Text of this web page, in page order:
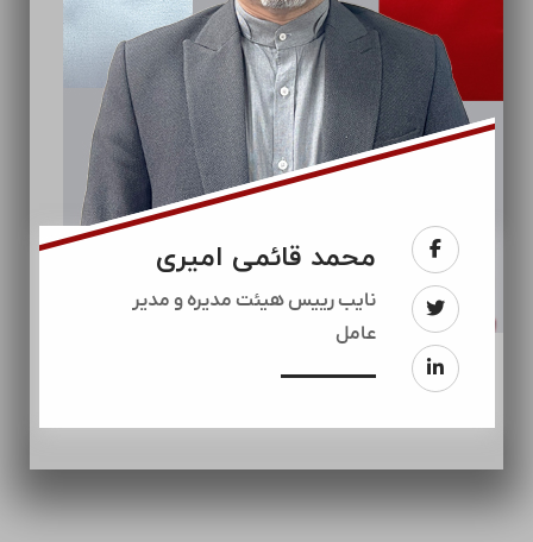
محمد قائمی امیری
نایب رییس هیئت مدیره و مدیر
عامل